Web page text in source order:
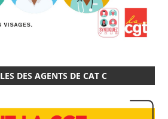
DES AGENTS DE CAT C